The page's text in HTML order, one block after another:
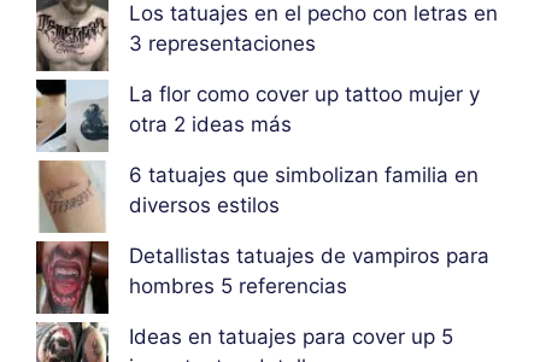
Los tatuajes en el pecho con letras en
3 representaciones
La flor como cover up tattoo mujer y
otra 2 ideas más
6 tatuajes que simbolizan familia en
diversos estilos
Detallistas tatuajes de vampiros para
hombres 5 referencias
Ideas en tatuajes para cover up 5